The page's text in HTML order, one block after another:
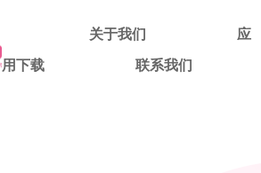
关于我们 应
用下载 联系我们